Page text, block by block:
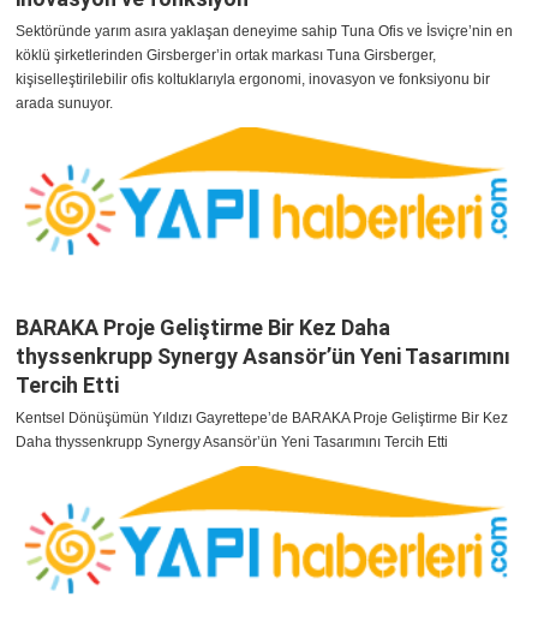
Sektöründe yarım asıra yaklaşan deneyime sahip Tuna Ofis ve İsviçre’nin en
köklü şirketlerinden Girsberger’in ortak markası Tuna Girsberger,
kişiselleştirilebilir ofis koltuklarıyla ergonomi, inovasyon ve fonksiyonu bir
arada sunuyor.
BARAKA Proje Geliştirme Bir Kez Daha
thyssenkrupp Synergy Asansör’ün Yeni Tasarımını
Tercih Etti
Kentsel Dönüşümün Yıldızı Gayrettepe’de BARAKA Proje Geliştirme Bir Kez
Daha thyssenkrupp Synergy Asansör’ün Yeni Tasarımını Tercih Etti